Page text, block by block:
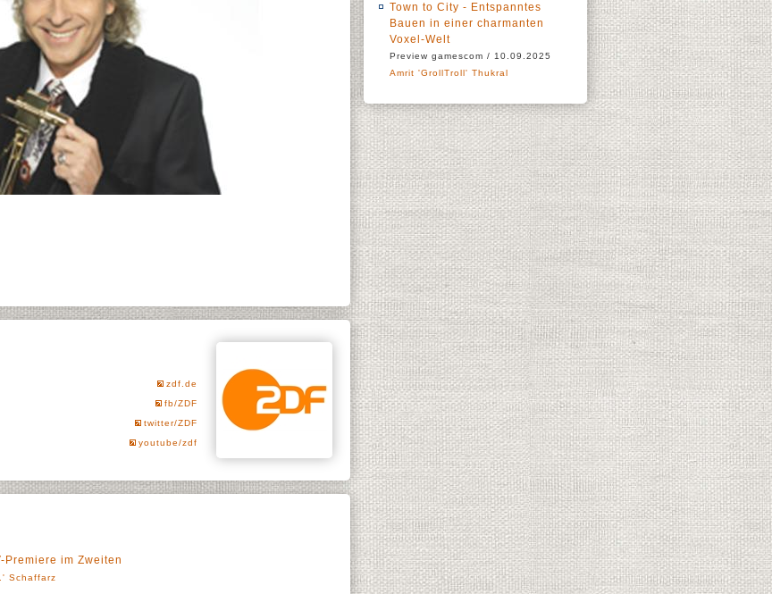
zdf.de
fb/ZDF
twitter/ZDF
youtube/zdf
Premiere im Zweiten
Schaffarz
Town to City - Entspanntes
Bauen in einer charmanten
Voxel-Welt
Preview gamescom / 10.09.2025
Amrit 'GrollTroll' Thukral